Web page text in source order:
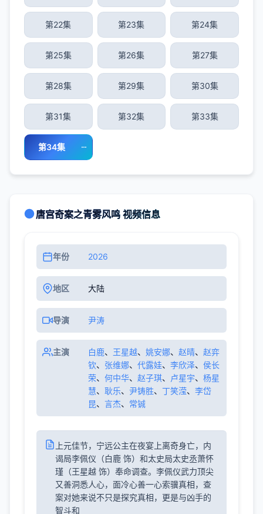
第22集 第23集 第24集
第25集 第26集 第27集
第28集 第29集 第30集
第31集 第32集 第33集
第34集
唐宫奇案之青雾风鸣 视频信息
年份 2026
地区 大陆
导演 尹涛
主演 白鹿、 王星越、 姚安娜、 赵晴、 赵弈
钦、 张维娜、 代露娃、 李欣泽、 侯长
荣、 何中华、 赵子琪、 卢星宇、 杨星
慧、 耿乐、 尹铸胜、 丁笑滢、 李岱
昆、 言杰、 常铖
上元佳节，宁远公主在夜宴上离奇身亡，内
谒局李佩仪（白鹿 饰）和太史局太史丞萧怀
瑾（王星越 饰）奉命调查。李佩仪武力顶尖
又善洞悉人心，面冷心善一心索骥真相，查
案对她来说不只是探究真相，更是与凶手的
智斗和